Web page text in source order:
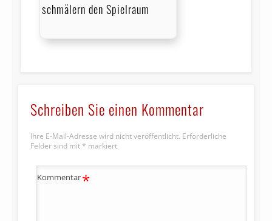
schmälern den Spielraum
Schreiben Sie einen Kommentar
Ihre E-Mail-Adresse wird nicht veröffentlicht. Erforderliche
Felder sind mit * markiert
Kommentar*